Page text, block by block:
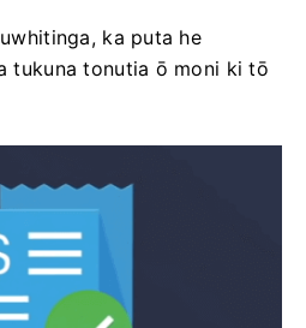
ka puta he
tukuna tonutia ō moni ki tō